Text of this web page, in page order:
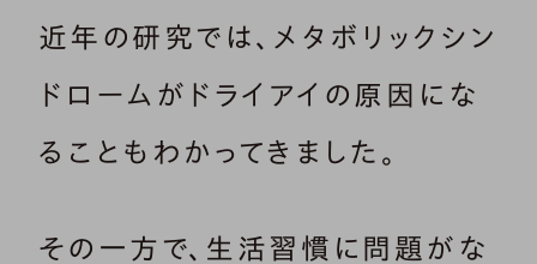
近年の研究では、メタボリックシン
ドロームがドライアイの原因にな
ることもわかってきました。
その一方で、生活習慣に問題がな